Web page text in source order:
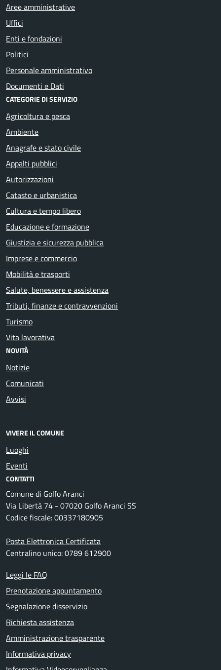
Aree amministrative
Uffici
Enti e fondazioni
Politici
Personale amministrativo
Documenti e Dati
CATEGORIE DI SERVIZIO
Agricoltura e pesca
Ambiente
Anagrafe e stato civile
Appalti pubblici
Autorizzazioni
Catasto e urbanistica
Cultura e tempo libero
Educazione e formazione
Giustizia e sicurezza pubblica
Imprese e commercio
Mobilità e trasporti
Salute, benessere e assistenza
Tributi, finanze e contravvenzioni
Turismo
Vita lavorativa
NOVITÀ
Notizie
Comunicati
Avvisi
VIVERE IL COMUNE
Luoghi
Eventi
CONTATTI
Comune di Golfo Aranci
Via Libertà 74 - 07020 Golfo Aranci SS
Codice fiscale: 00337180905
Posta Elettronica Certificata
Centralino unico: 0789 612900
Leggi le FAQ
Prenotazione appuntamento
Segnalazione disservizio
Richiesta assistenza
Amministrazione trasparente
Informativa privacy